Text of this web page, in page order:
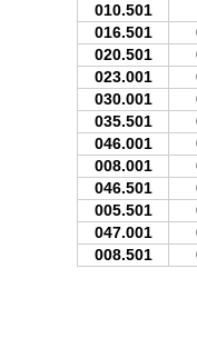
010.501
016.501
020.501
023.001
030.001
035.501
046.001
008.001
046.501
005.501
047.001
008.501